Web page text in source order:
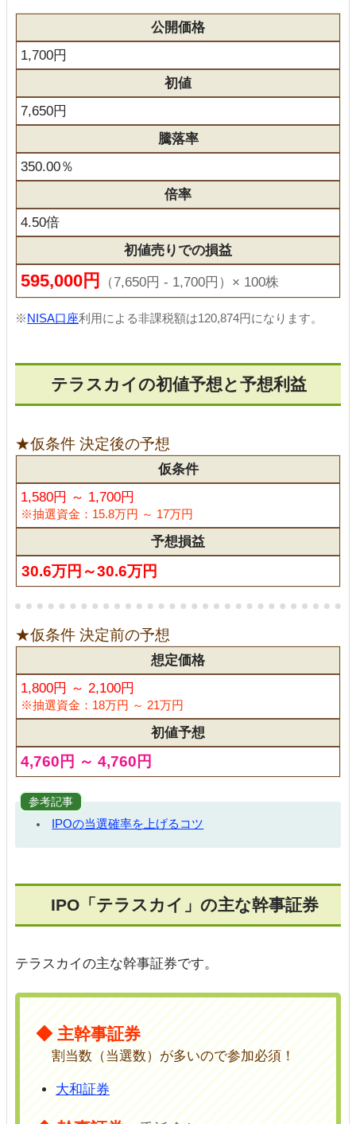
公開価格
1,700円
初値
7,650円
騰落率
350.00％
倍率
4.50倍
初値売りでの損益
595,000円 （7,650円 - 1,700円）× 100株
※NISA口座利用による非課税額は120,874円になります。
テラスカイの初値予想と予想利益
★仮条件 決定後の予想
仮条件
1,580円 ～ 1,700円
※抽選資金：15.8万円 ～ 17万円
予想損益
30.6万円～30.6万円
★仮条件 決定前の予想
想定価格
1,800円 ～ 2,100円
※抽選資金：18万円 ～ 21万円
初値予想
4,760円 ～ 4,760円
参考記事
IPOの当選確率を上げるコツ
IPO「テラスカイ」の主な幹事証券
テラスカイの主な幹事証券です。
◆ 主幹事証券
割当数（当選数）が多いので参加必須！
大和証券